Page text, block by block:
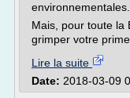
environnementales.
Mais, pour toute la
grimper votre
Lire la suite
Date: 2018-03-09